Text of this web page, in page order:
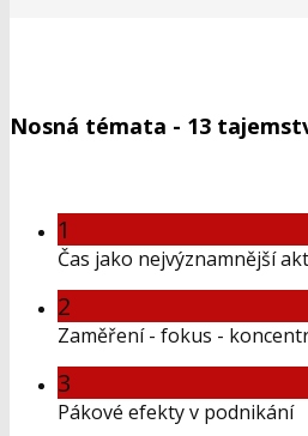
Nosná témata - 13
1
Čas jako nejvýznamnější
2
Zaměření - fokus -
3
Pákové efekty v podnikání